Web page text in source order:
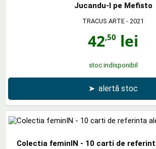
Jucandu-l pe Mefisto
TRACUS ARTE - 2021
42,50 lei
stoc indisponibil
➤ alertă stoc
Colectia feminIN - 10 carti de